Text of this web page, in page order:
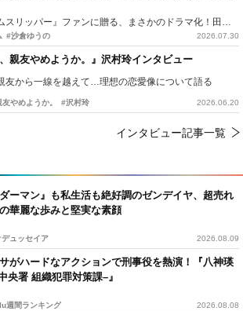
ダーマン』も私生活も絶好調のゼンデイヤ、超売れ
華麗な歩みと堅実な素顔
デュッセイア 2026.08.09
がハードなアクションで刑事役を熱演！『八神瑛
央署 組織犯罪対策課–』
週間ランキング 2026.08.08
『侍タイムスリッパー』ファンに贈る、まさかのドラマ化！田村ツトム×沙倉ゆうのが語る『心配無用ノ介』撮影秘話
#沙倉ゆうの 2026.07.30
、親友やめようか。』沢村玲インタビュー
友から一線を越えて…理想の恋愛像について語る
やめようか。 #沢村玲 2026.06.20
インタビュー記事一覧